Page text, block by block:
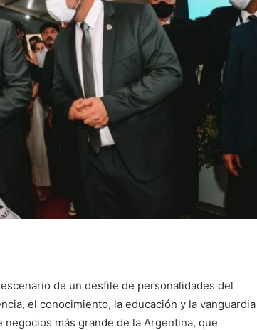
de un desfile de personalidades del
el conocimiento, la educación y la vanguardia
más grande de la Argentina, que